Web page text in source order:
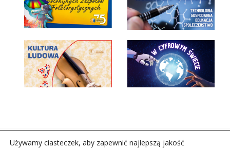
Używamy ciasteczek, aby zapewnić najlepszą jakość